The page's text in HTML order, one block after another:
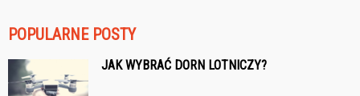
POPULARNE POSTY
JAK WYBRAĆ DORN LOTNICZY?